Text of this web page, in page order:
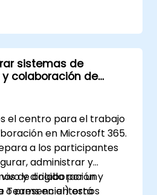
sistemas de
colaboración de
el centro para el trabajo
en Microsoft 365.
a los participantes
administrar y
de colaboración y
Teams en entornos
y dirigida por un
o presencial) está